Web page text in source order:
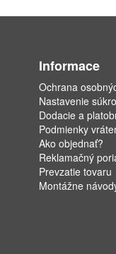
Informace
Ochrana
Nastavenie
Dodacie a
Podmienky
Ako objednať?
Reklamačný
Prevzatie tovaru
Montážne